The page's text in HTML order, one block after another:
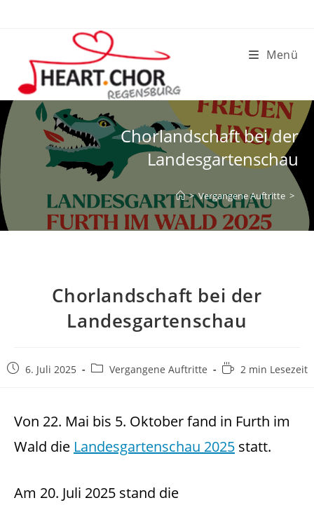
Menü
Chorlandschaft bei der
Landesgartenschau
> Vergangene Auftritte >
Chorlandschaft bei der
Landesgartenschau
Beitrag6. Juli 2025
Beitrags-
Vergangene Auftritte Lesedauer:
2 min Lesezeit
Von 22. Mai bis 5. Oktober fand in Furth im
Wald die Landesgartenschau 2025 statt.
Am 20. Juli 2025 stand die